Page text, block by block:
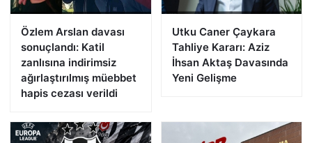
Özlem Arslan davası
sonuçlandı: Katil
zanlısına indirimsiz
ağırlaştırılmış müebbet
hapis cezası verildi
Utku Caner Çaykara
Tahliye Kararı: Aziz
İhsan Aktaş Davasında
Yeni Gelişme